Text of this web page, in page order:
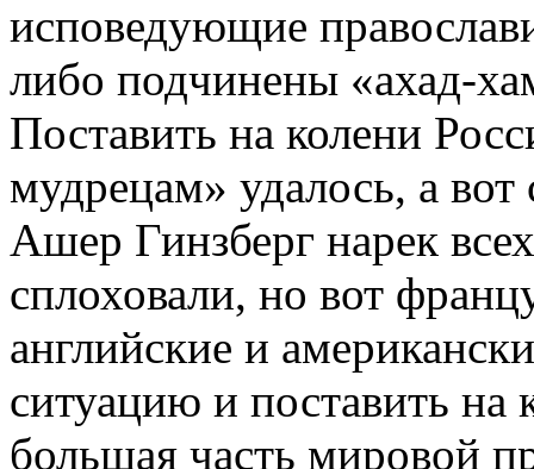
исповедующие
либо подчинены «ахад-
Поставить на колени
мудрецам» удалось, а
Ашер Гинзберг нарек
сплоховали, но вот
английские и
ситуацию и поставить на
большая часть мировой